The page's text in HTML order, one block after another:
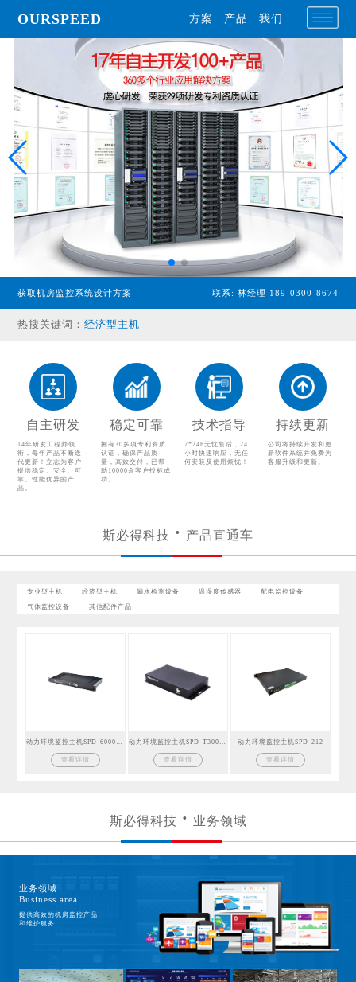
OURSPEED 方案 产品 我们
获取机房监控系统设计方案 联系: 林经理 189-0300-8674
热搜关键词：经济型主机
温湿度传感器
配电监控设备
气体监控设备
其他配件产品
自主研发
14年研发工程师领
衔，每年产品不断迭
代更新！立志为客户
提供稳定、安全、可
靠、性能优异的产
品。
稳定可靠
拥有30多项专利资质
认证，确保产品质
量，高效交付，已帮
助10000余客户投标成
功。
技术指导
7*24h无忧售后，24
小时快速响应，无任
何安装及使用烦忧！
持续更新
公司将持续开发和更
新软件系统并免费为
客服升级和更新。
斯必得科技 产品直通车
专业型主机 经济型主机 漏水检测设备 温湿度传感器 配电监控设备
气体监控设备 其他配件产品
查看详情 查看详情
动力环境监控主机SPD-212
查看详情
斯必得科技 业务领域
业务领域
Business area
提供高效的机房监控产品
和维护服务